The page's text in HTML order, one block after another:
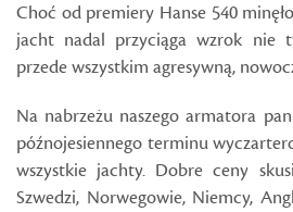
Choć od premiery Hanse 540
jacht nadal przyciąga wzrok nie
przede wszystkim agresywną,
Na nabrzeżu naszego armatora
późnojesiennego terminu
wszystkie jachty. Dobre ceny
Szwedzi, Norwegowie, Niemcy,